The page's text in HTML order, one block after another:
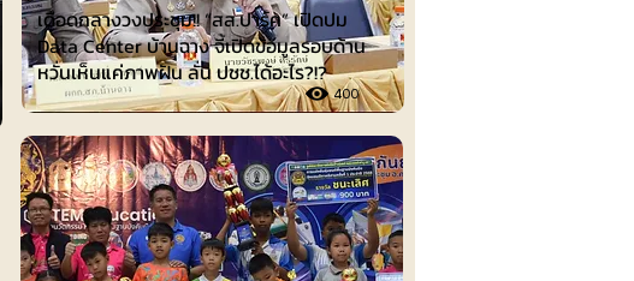
เดือดกลางวงประชุม!! “สส.ปาร์ค” เปิดปม
Data Center บ้านฉาง จี้เปิดข้อมูลรอบด้าน
หวั่นเห็นแค่ภาพฝัน ลั่น ปชช.ได้อะไร?!?
400